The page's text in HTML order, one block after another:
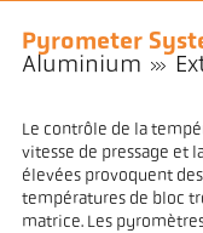
Pyrometer
Aluminium
Le contrôle de la
vitesse de pressage et
élevées provoquent
températures de bloc
matrice. Les